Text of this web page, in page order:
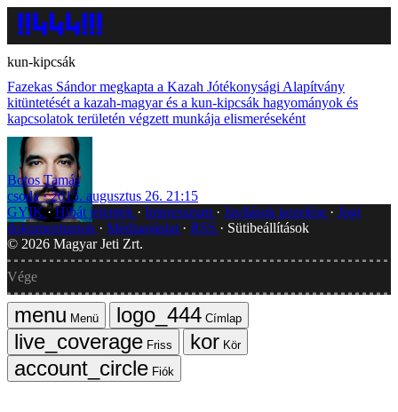
kun-kipcsák
Fazekas Sándor megkapta a Kazah Jótékonysági Alapítvány
kitüntetését a kazah-magyar és a kun-kipcsák hagyományok és
kapcsolatok területén végzett munkája elismeréseként
Botos Tamás
csoda
2015. augusztus 26. 21:15
GYIK Hibát jelentek Impresszum Javítások kezelése
Jogi
dokumentumok
Médiaajánlat RSS
Sütibeállítások
© 2026 Magyar Jeti Zrt.
Vége
Menü
Címlap
Friss
Kör
Fiók